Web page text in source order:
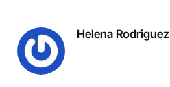
Helena Rodriguez